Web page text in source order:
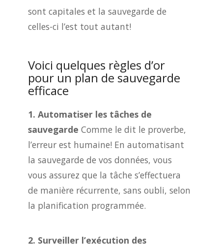
sont capitales et la sauvegarde de
celles-ci l’est tout autant!
Voici quelques règles d’or
pour un plan de sauvegarde
efficace
1. Automatiser les tâches de
sauvegarde Comme le dit le proverbe,
l’erreur est humaine! En automatisant
la sauvegarde de vos données, vous
vous assurez que la tâche s’effectuera
de manière récurrente, sans oubli, selon
la planification programmée.
2. Surveiller l’exécution des